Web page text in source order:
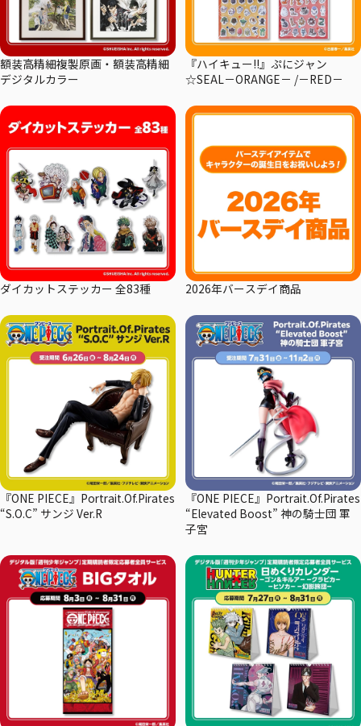
額装高精細複製原画・額装高精細
デジタルカラー
『ハイキュー!!』ぷにジャン
☆SEAL－ORANGE－ /－RED－
ダイカットステッカー 全83種 2026年バースデイ商品
『ONE PIECE』Portrait.Of.Pirates
“S.O.C” サンジ Ver.R
『ONE PIECE』Portrait.Of.Pirates
“Elevated Boost” 神の騎士団 軍
子宮